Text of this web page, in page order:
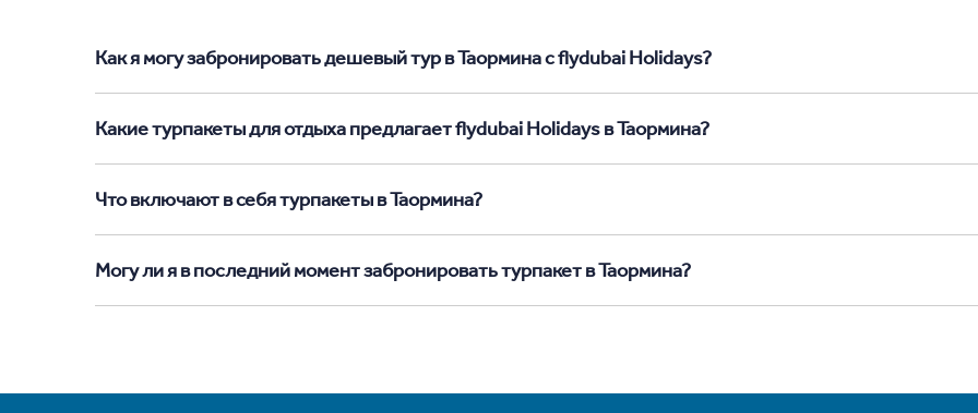
Как я могу забронировать дешевый тур в Таормина с flydubai Holidays?
Какие турпакеты для отдыха предлагает flydubai Holidays в Таормина?
Что включают в себя турпакеты в Таормина?
Могу ли я в последний момент забронировать турпакет в Таормина?